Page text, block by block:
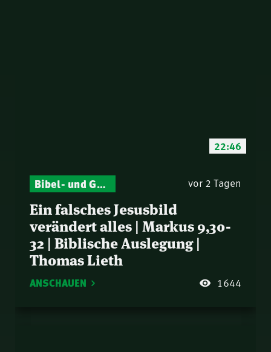
22:46
Bibel- und Gebetsstunde – Jeden Donnerstag neu: Vers-für-Vers-Auslegungen vor 2 Tagen
Ein falsches Jesusbild
verändert alles | Markus 9,30-
32 | Biblische Auslegung |
Thomas Lieth
ANSCHAUEN 1644